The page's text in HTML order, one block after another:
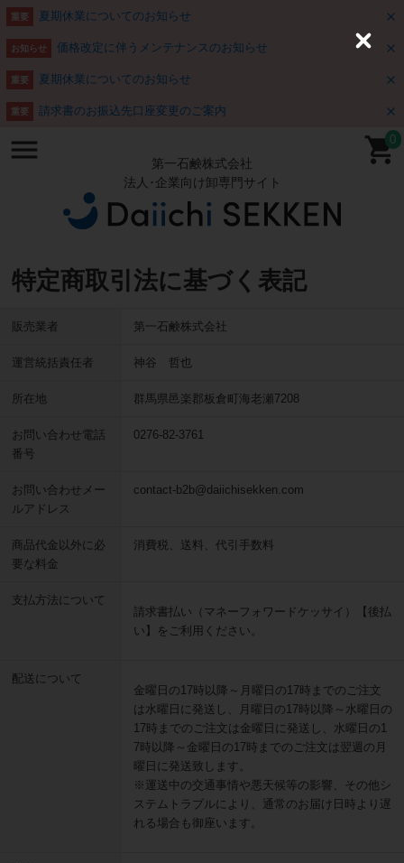
重要 夏期休業についてのお知らせ
お知らせ 価格改定に伴うメンテナンスのお知らせ
重要 夏期休業についてのお知らせ
重要 請求書のお振込先口座変更のご案内
第一石鹸株式会社
法人･企業向け卸専門サイト
0
特定商取引法に基づく表記
販売業者 第一石鹸株式会社
運営統括責任者 神谷 哲也
所在地 群馬県邑楽郡板倉町海老瀬7208
お問い合わせ電話
番号
0276-82-3761
お問い合わせメー
ルアドレス
contact-b2b@daiichisekken.com
商品代金以外に必
要な料金
消費税、送料、代引手数料
支払方法について
請求書払い（マネーフォワードケッサイ）【後払
い】をご利用ください。
配送について
金曜日の17時以降～月曜日の17時までのご注文
は水曜日に発送し、月曜日の17時以降～水曜日の
17時までのご注文は金曜日に発送し、水曜日の1
7時以降～金曜日の17時までのご注文は翌週の月
曜日に発送致します。
※運送中の交通事情や悪天候等の影響、その他シ
ステムトラブルにより、通常のお届け日時より遅
れる場合も御座います。
C